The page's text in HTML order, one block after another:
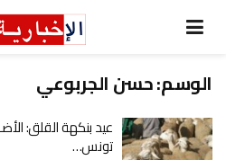
الوسم:حسن الجربوعي
عيد بنكهة القلق:
تونس…